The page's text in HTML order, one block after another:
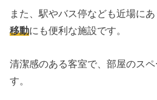
また、駅やバス停なども近場に
移動にも便利な施設です。
清潔感のある客室で、部屋のス
す。